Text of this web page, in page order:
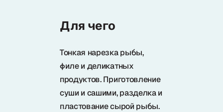
Для чего
Тонкая нарезка рыбы,
филе и деликатных
продуктов. Приготовление
суши и сашими, разделка и
пластование сырой рыбы.